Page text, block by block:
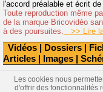
Vidéos | Dossiers |
Articles | Images |
l'accord préalable et écrit
Toute reproduction même
de la marque Bricovidéo
à des poursuites.
>> Lire
Les cookies nous
d'offrir des fonctionnalités